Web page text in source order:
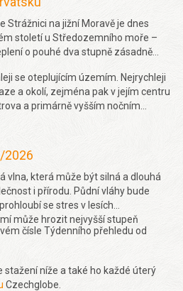
Strážnici na jižní Moravě je dnes
století u Středozemního moře –
o pouhé dva stupně zásadně
se oteplujícím územím. Nejrychleji
a okolí, zejména pak v jejím centru
a primárně vyšším nočním
nad 900 metrů je trend růstu nižší
2019),“ řekl k tomu Seznam
Více se dočtetezde.
2026
vlna, která může být silná a dlouhá
i přírodu. Půdní vláhy bude
se stres v lesích
může hrozit nejvyšší stupeň
čísle Týdenního přehledu od
stažení níže a také ho každé úterý
Czechglobe.